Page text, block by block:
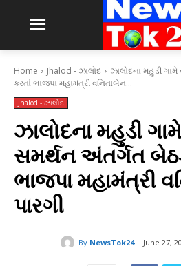
Home Jhalod - ઝાલોદ
ઝાલોદના મહુડી
કરતાં ભાજપા મહામંત્રી વનિતાબેન...
Jhalod - ઝાલોદ
ઝાલોદના મહુડી
સમર્થન અંતર્ગત
ભાજપા મહામંત્રી
પારગી
By NewsTok24 June 27,